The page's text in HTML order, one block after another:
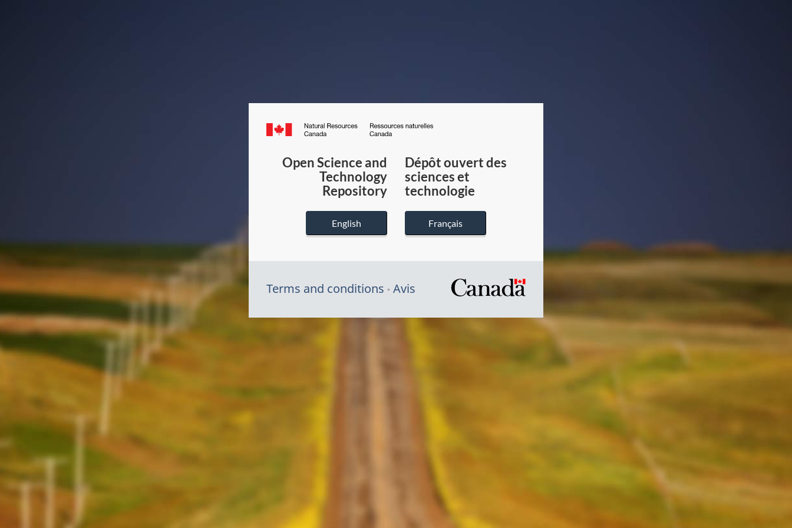
Canada.ca
du
Canada
Open Science and
Technology
Repository
English
Dépôt ouvert des
sciences et
technologie
Français
Terms and conditions Avis
/
Symbole
du
gouvernement
du